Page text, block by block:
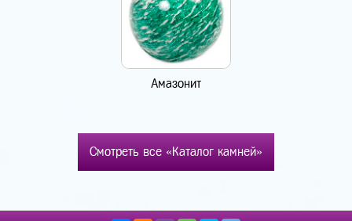
Амазонит
Смотреть все «Каталог камней»